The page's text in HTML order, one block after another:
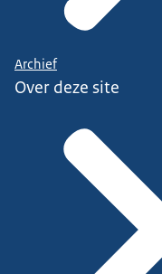
Archief
Over deze site